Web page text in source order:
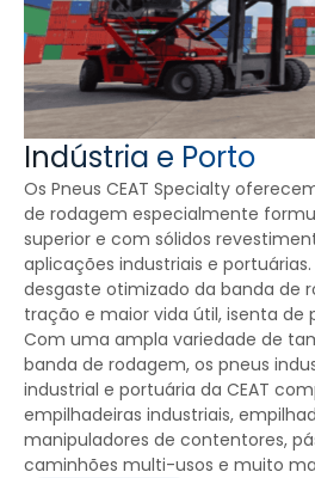
Indústria e Porto
Os Pneus CEAT Specialty
de rodagem especialmente
superior e com sólidos
aplicações industriais e
desgaste otimizado da banda de
tração e maior vida útil, isenta de
Com uma ampla variedade de
banda de rodagem, os pneus
industrial e portuária da CEAT
empilhadeiras industriais,
manipuladores de contentores,
caminhões multi-usos e muito